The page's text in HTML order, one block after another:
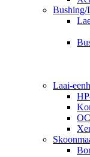
Bushing/
Laai-